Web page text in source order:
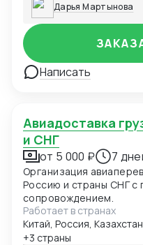
Дарья Мартынова
Написать
Авиадоставка грузов из Китая в Россию
и СНГ
от 5 000 ₽ 7
Организация
Россию и страны СНГ с
сопровождением.
Работает в странах
Китай, Россия,
+3 страны